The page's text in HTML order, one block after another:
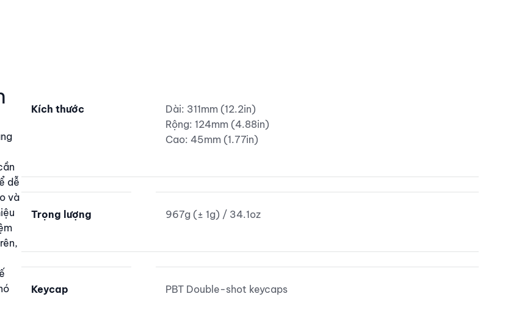
dễ
và
Kích thước
Dài: 311mm (12.2in)
Rộng: 124mm (4.88in)
Cao: 45mm (1.77in)
Trọng lượng 967g (± 1g) / 34.1oz
Keycap PBT Double-shot keycaps